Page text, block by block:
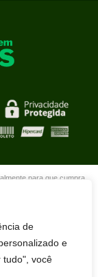
de
e
tudo", você
para que cumpra
sua mudança. Boas